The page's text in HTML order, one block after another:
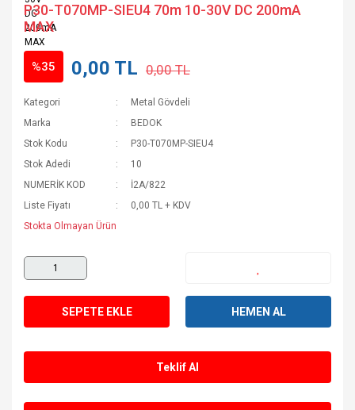
P30-T070MP-SIEU4 70m 10-30V DC 200mA
MAX
%35 0,00 TL 0,00 TL
Kategori
Metal Gövdeli
Marka
BEDOK
Stok Kodu
P30-T070MP-SIEU4
Stok Adedi
10
NUMERİK KOD
İ2A/822
Liste Fiyatı
0,00 TL + KDV
Stokta Olmayan Ürün
SEPETE EKLE HEMEN AL
Teklif Al